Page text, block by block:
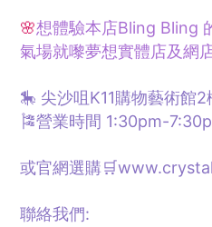
🌸想體驗本店Bling Bling
氣場就嚟夢想實體店及網
🎠 尖沙咀K11購物藝術館
🎏營業時間 1:30pm-
或官網選購
聯絡我們: